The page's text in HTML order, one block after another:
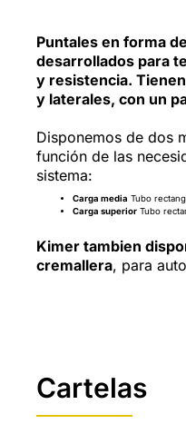
Puntales en forma
desarrollados para
y resistencia.
y laterales, con un
Disponemos de dos
función de las
sistema:
Carga media Tubo
Carga superior Tubo
Kimer tambien
cremallera, para
Cartelas